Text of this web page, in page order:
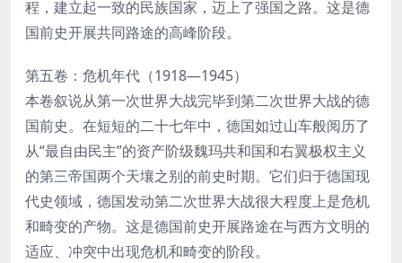
程，建立起一致的民族国家，迈上了强国之路。这是德
国前史开展共同路途的高峰阶段。
第五卷：危机年代（1918—1945）
本卷叙说从第一次世界大战完毕到第二次世界大战的德
国前史。在短短的二十七年中，德国如过山车般阅历了
从“最自由民主”的资产阶级魏玛共和国和右翼极权主义
的第三帝国两个天壤之别的前史时期。它们归于德国现
代史领域，德国发动第二次世界大战很大程度上是危机
和畸变的产物。这是德国前史开展路途在与西方文明的
适应、冲突中出现危机和畸变的阶段。